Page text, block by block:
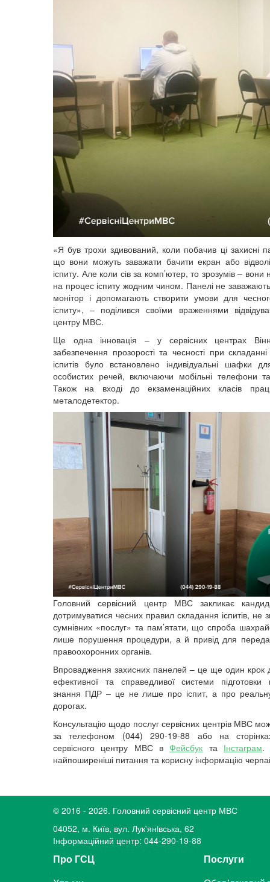
«Я був трохи здивований, коли побачив ці захисні
що вони можуть заважати бачити екран або
іспиту. Але коли сів за комп’ютер, то зрозумів –
на процес іспиту жодним чином. Панелі не
монітор і допомагають створити умови для
іспиту», – поділився своїми враженнями
центру МВС.
Ще одна інновація – у сервісних центрах
забезпечення прозорості та чесності при
іспитів було встановлено індивідуальні шафки
особистих речей, включаючи мобільні телефони
Також на вході до екзаменаційних класів
металодетектор.
Головний сервісний центр МВС закликає
дотримуватися чесних правил складання іспитів, не
сумнівних «послуг» та пам’ятати, що спроба
лише порушення процедури, а й привід для
правоохоронних органів.
Впровадження захисних панелей – це ще один крок
ефективної та справедливої системи підготовки
знання ПДР – це не лише про іспит, а про
дорогах.
Консультацію щодо послуг сервісних центрів МВС
за телефоном (044) 290-19-88 або на
сервісного центру МВС вФейсбук та Інстаграм
найпоширеніші питання та корисну інформацію
© 2016 - 2026. Головний сервісний центр МВС
04052, м. Київ, вул. Лук'янiвська, 62
Інформаційний центр: 044-290-19-88
Про ГСЦ
Послуги